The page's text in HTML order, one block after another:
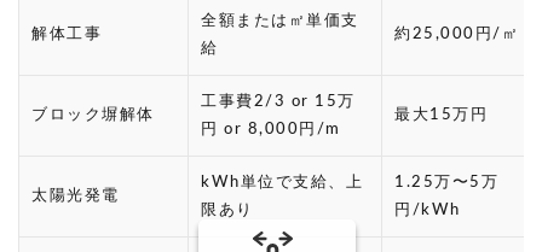
解体工事
全額または㎡単価支
給
約25,000円/㎡
ブロック塀解体
工事費2/3 or 15万
円 or 8,000円/m
最大15万円
太陽光発電
kWh単位で支給、上
限あり
1.25万〜5万
円/kWh